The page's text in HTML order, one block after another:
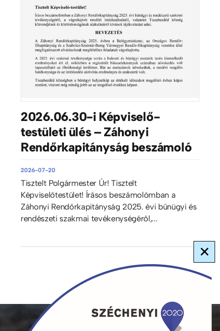
2026.06.30-i Képviselő-
testületi ülés – Záhonyi
Rendőrkapitányság beszámoló
2026-07-20
Tisztelt Polgármester Úr! Tisztelt
Képviselőtestület! Írásos beszámolómban a
Záhonyi Rendőrkapitányság 2025. évi bűnügyi és
rendészeti szakmai tevékenységéről,...
×